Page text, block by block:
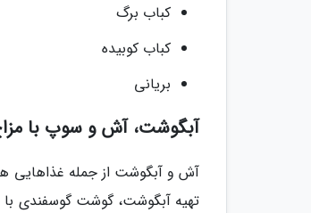
کباب برگ
کباب کوبیده
بریانی
آبگوشت، آش و سوپ با
آش و آبگوشت از جمله غذاهایی
تهیه آبگوشت، گوشت گوسفندی با